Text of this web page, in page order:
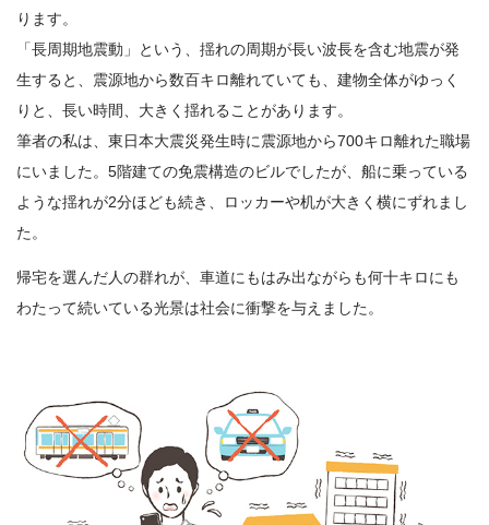
ります。
「長周期地震動」という、揺れの周期が長い波長を含む地震が発
生すると、震源地から数百キロ離れていても、建物全体がゆっく
りと、長い時間、大きく揺れることがあります。
筆者の私は、東日本大震災発生時に震源地から700キロ離れた職場
にいました。5階建ての免震構造のビルでしたが、船に乗っている
ような揺れが2分ほども続き、ロッカーや机が大きく横にずれまし
た。
帰宅を選んだ人の群れが、車道にもはみ出ながらも何十キロにも
わたって続いている光景は社会に衝撃を与えました。